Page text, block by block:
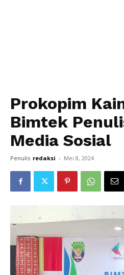
Prokopim
Bimtek
Media Sosial
Penulis redaksi - Mei 8, 2024